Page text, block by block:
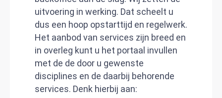
uitvoering in werking. Dat scheelt u
dus een hoop opstarttijd en regelwerk.
Het aanbod van services zijn breed en
in overleg kunt u het portaal invullen
met de de door u gewenste
disciplines en de daarbij behorende
services. Denk hierbij aan: